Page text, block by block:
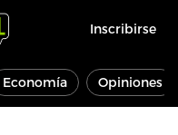
Inscribirse
Economía Opiniones